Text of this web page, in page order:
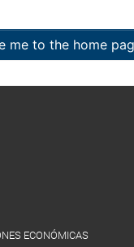
me to the home
ECONÓMICAS